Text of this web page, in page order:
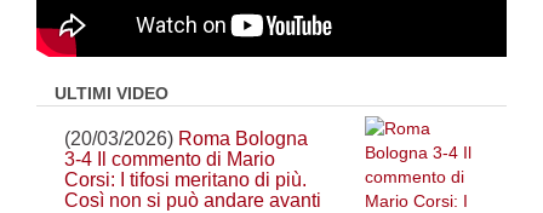
ULTIMI VIDEO
(20/03/2026) Roma Bologna
3-4 Il commento di Mario
Corsi: I tifosi meritano di più.
Così non si può andare avanti